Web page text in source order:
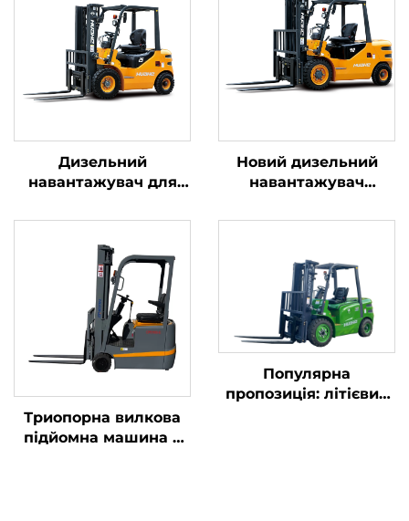
Дизельний
навантажувач для
вантажів масою 2,5
тонни з простим
керуванням та
розвантаженням на
висоту до 4 м
Новий дизельний
навантажувач
4 тонни з
японським двигуном
ISUZU
Триопорна вилкова
підйомна машина з
Популярна
пропозиція: літієвий